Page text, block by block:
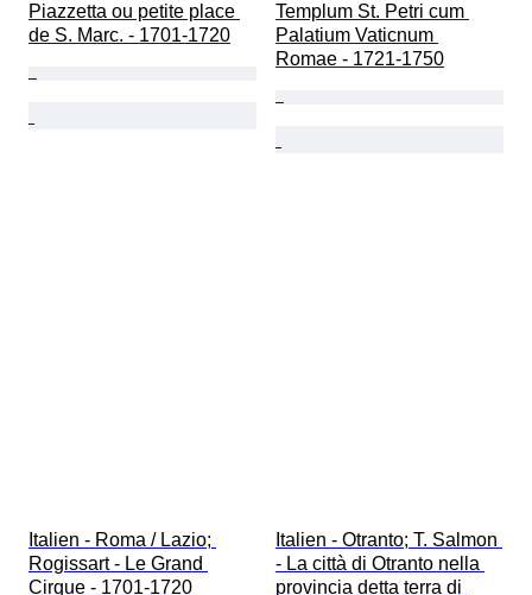
Piazzetta ou petite place
de S. Marc. - 1701-1720
Templum St. Petri cum
Palatium Vaticnum
Romae - 1721-1750
Italien - Roma / Lazio;
Rogissart - Le Grand
Cirque - 1701-1720
Italien - Otranto; T. Salmon
- La città di Otranto nella
provincia detta terra di